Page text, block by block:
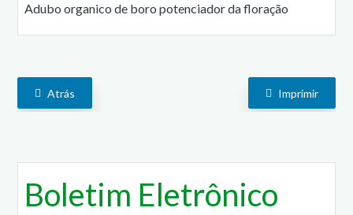
Adubo organico de boro potenciador da floração
Atrás Imprimir
Boletim Eletrônico